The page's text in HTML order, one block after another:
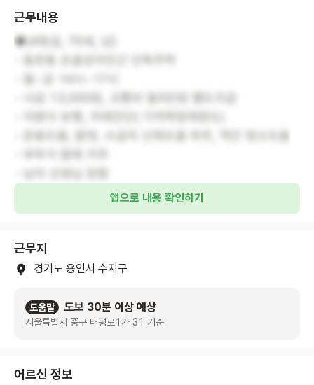
근무내용
◆(4등급, 70세, 남)
앱으로 내용 확인하기
근무지
경기도 용인시 수지구
도움말 도보 30분 이상 예상
서울특별시 중구 태평로1가 31 기준
어르신 정보